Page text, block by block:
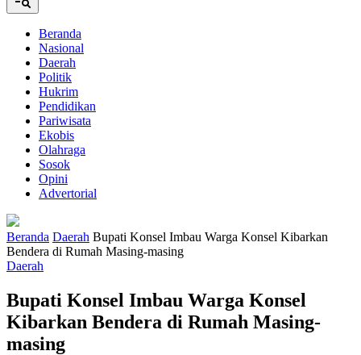
Beranda
Nasional
Daerah
Politik
Hukrim
Pendidikan
Pariwisata
Ekobis
Olahraga
Sosok
Opini
Advertorial
Beranda Daerah Bupati Konsel Imbau Warga Konsel Kibarkan
Bendera di Rumah Masing-masing
Daerah
Bupati Konsel Imbau Warga Konsel
Kibarkan Bendera di Rumah Masing-
masing